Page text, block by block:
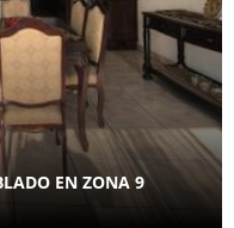
EN ZONA 9